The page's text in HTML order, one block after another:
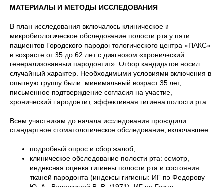
МАТЕРИАЛЫ И МЕТОДЫ ИССЛЕДОВАНИЯ
В план исследования включалось клиническое и
микробиологическое обследование полости рта у пяти
пациентов Городского пародонтологического центра «ПАКС»
в возрасте от 35 до 62 лет с диагнозом «хронический
генерализованный пародонтит». Отбор кандидатов носил
случайный характер. Необходимыми условиями включения в
опытную группу были: минимальный возраст 35 лет,
письменное подтверждение согласия на участие,
хронический пародонтит, эффективная гигиена полости рта.
Всем участникам до начала исследования проводили
стандартное стоматологическое обследование, включавшее:
подробный опрос и сбор жалоб;
клиническое обследование полости рта: осмотр,
индексная оценка гигиены полости рта и состояния
тканей пародонта (индексы гигиены: ИГ по Федорову